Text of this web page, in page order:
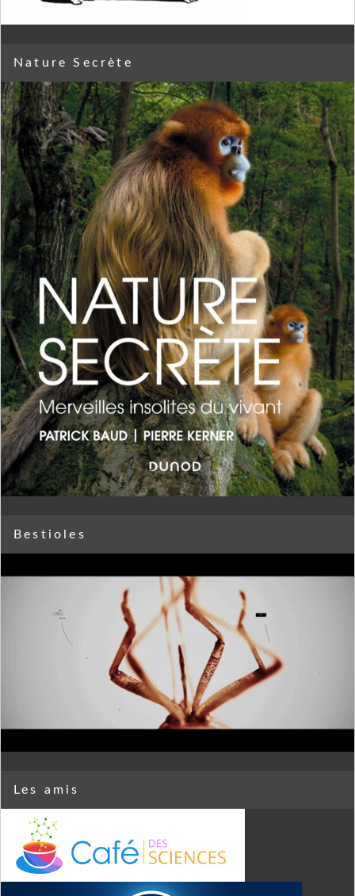
Nature Secrète
Bestioles
Les amis